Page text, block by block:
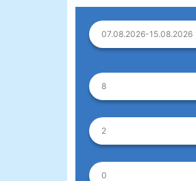
07.08.2026-15.08.2026
8
2
0